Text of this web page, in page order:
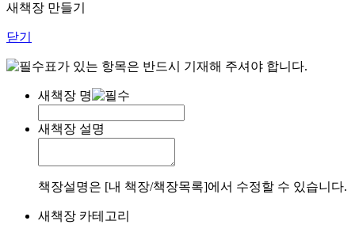
새책장 만들기
닫기
표가 있는 항목은 반드시 기재해 주셔야 합니다.
새책장 명
새책장 설명
책장설명은 [내 책장/책장목록]에서 수정할 수 있습니다.
새책장 카테고리